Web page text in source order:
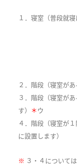
１．寝室（普段就
２．階段（寝室が
３．階段（寝室が
す） ＊ウ
４．階段（寝室が
に設置します）
※ ３・４について